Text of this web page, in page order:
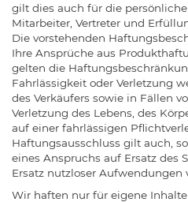
gilt dies auch für die
Mitarbeiter, Vertreter und
Die vorstehenden
Ihre Ansprüche aus
gelten die
Fahrlässigkeit oder Verletzung
des Verkäufers sowie in Fällen
Verletzung des Lebens, des
auf einer fahrlässigen
Haftungsausschluss gilt auch,
eines Anspruchs auf Ersatz des
Ersatz nutzloser Aufwendungen
Wir haften nur für eigene